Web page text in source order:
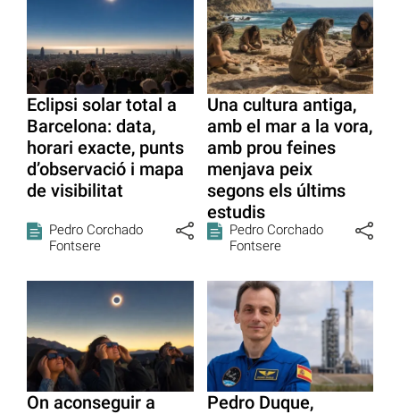
Eclipsi solar total a
Barcelona: data,
horari exacte, punts
d’observació i mapa
de visibilitat
Pedro Corchado
Fontsere
Una cultura antiga,
amb el mar a la vora,
amb prou feines
menjava peix
segons els últims
estudis
Pedro Corchado
Fontsere
On aconseguir a
Pedro Duque,